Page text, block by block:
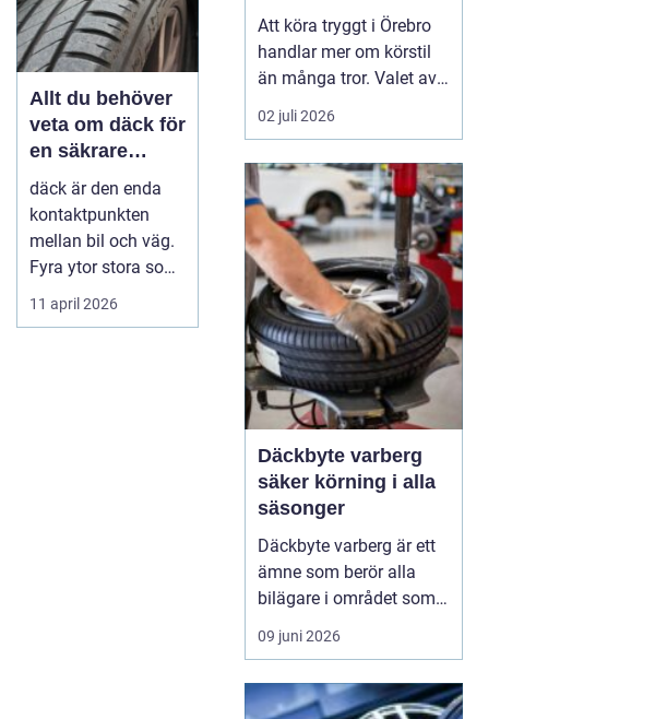
Allt du behöver
veta om däck för
en säkrare
bilresa
däck är den enda
kontaktpunkten
mellan bil och väg.
Fyra ytor stora som
fyra handflator
avgör bromss...
11 april 2026
Att köra tryggt i Örebro
handlar mer om körstil
än många tror. Valet av
däck, när de byts och hur
de monteras spelar en
säkerheten. Vädret i
Närke skiftar snabbt,
med kalla vintrar, blöta
vårvägar och varma
sommardagar. För den
som...
02 juli 2026
Däckbyte varberg
säker körning i alla
säsonger
Däckbyte varberg är ett
ämne som berör alla
bilägare i området som
vill köra säkert året om.
När vädret skiftar mellan
vintervägar och torra
09 juni 2026